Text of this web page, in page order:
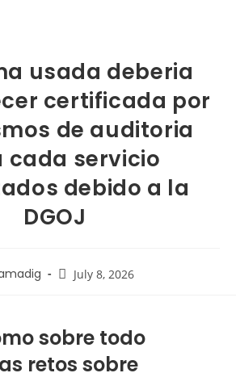
usada deberia
certificada por
de auditoria
cada servicio
debido a la
DGOJ
July 8, 2026
sobre todo
retos sobre